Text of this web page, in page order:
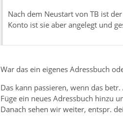
Nach dem Neustart von TB ist
Konto ist sie aber angelegt und
War das ein eigenes Adressbuch
Das kann passieren, wenn das
Füge ein neues Adressbuch hinzu
Danach sehen wir weiter, entspr.